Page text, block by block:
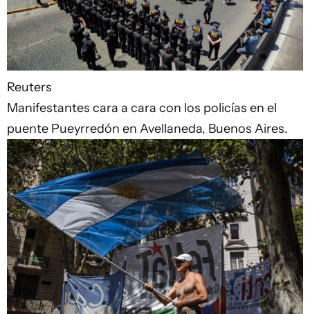
Reuters
Manifestantes cara a cara con los policías en el
puente Pueyrredón en Avellaneda, Buenos Aires.